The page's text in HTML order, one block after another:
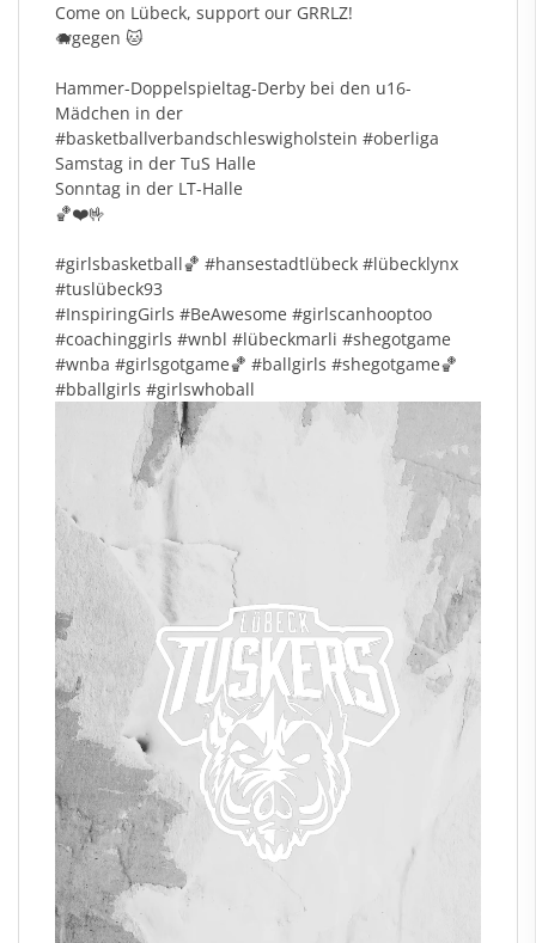
Come on Lübeck, support our GRRLZ!
🐗gegen 🐱
Hammer-Doppelspieltag-Derby bei den u16-
Mädchen in der
#basketballverbandschleswigholstein #oberliga
Samstag in der TuS Halle
Sonntag in der LT-Halle
🏀❤️🤟
#girlsbasketball🏀 #hansestadtlübeck #lübecklynx
#tuslübeck93
#InspiringGirls #BeAwesome #girlscanhooptoo
#coachinggirls #wnbl #lübeckmarli #shegotgame
#wnba #girlsgotgame🏀 #ballgirls #shegotgame🏀
#bballgirls #girlswhoball